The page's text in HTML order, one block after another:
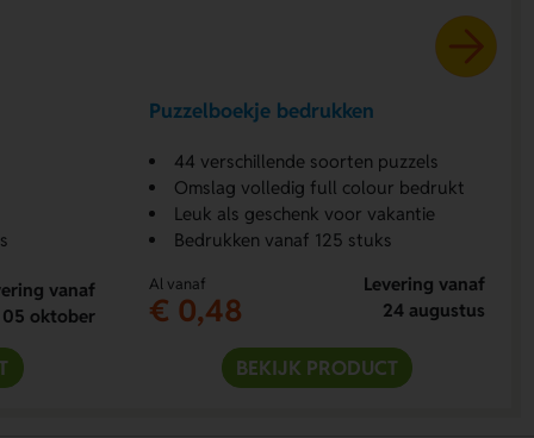
vanaf
05 oktober
Puzzelboekje bedrukken
44 verschillende soorten puzzels
Omslag volledig full colour bedrukt
Leuk als geschenk voor vakantie
Bedrukken vanaf 125 stuks
Al vanaf
€ 0,48
Levering vanaf
24 augustus
BEKIJK PRODUCT